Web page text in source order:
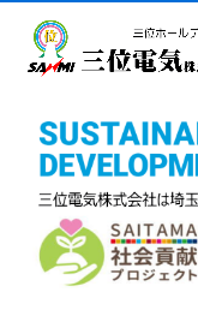
会社案内
当社の強み
SDGsへの取り組み